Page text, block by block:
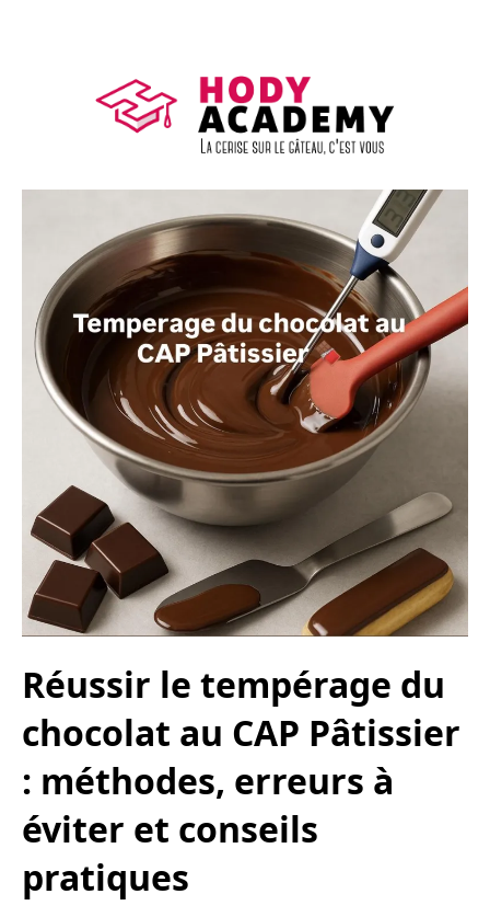
Réussir le tempérage du
chocolat au CAP Pâtissier
: méthodes, erreurs à
éviter et conseils
pratiques